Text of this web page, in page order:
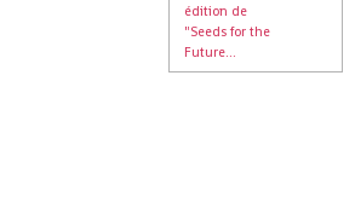
édition de
"Seeds for the
Future...